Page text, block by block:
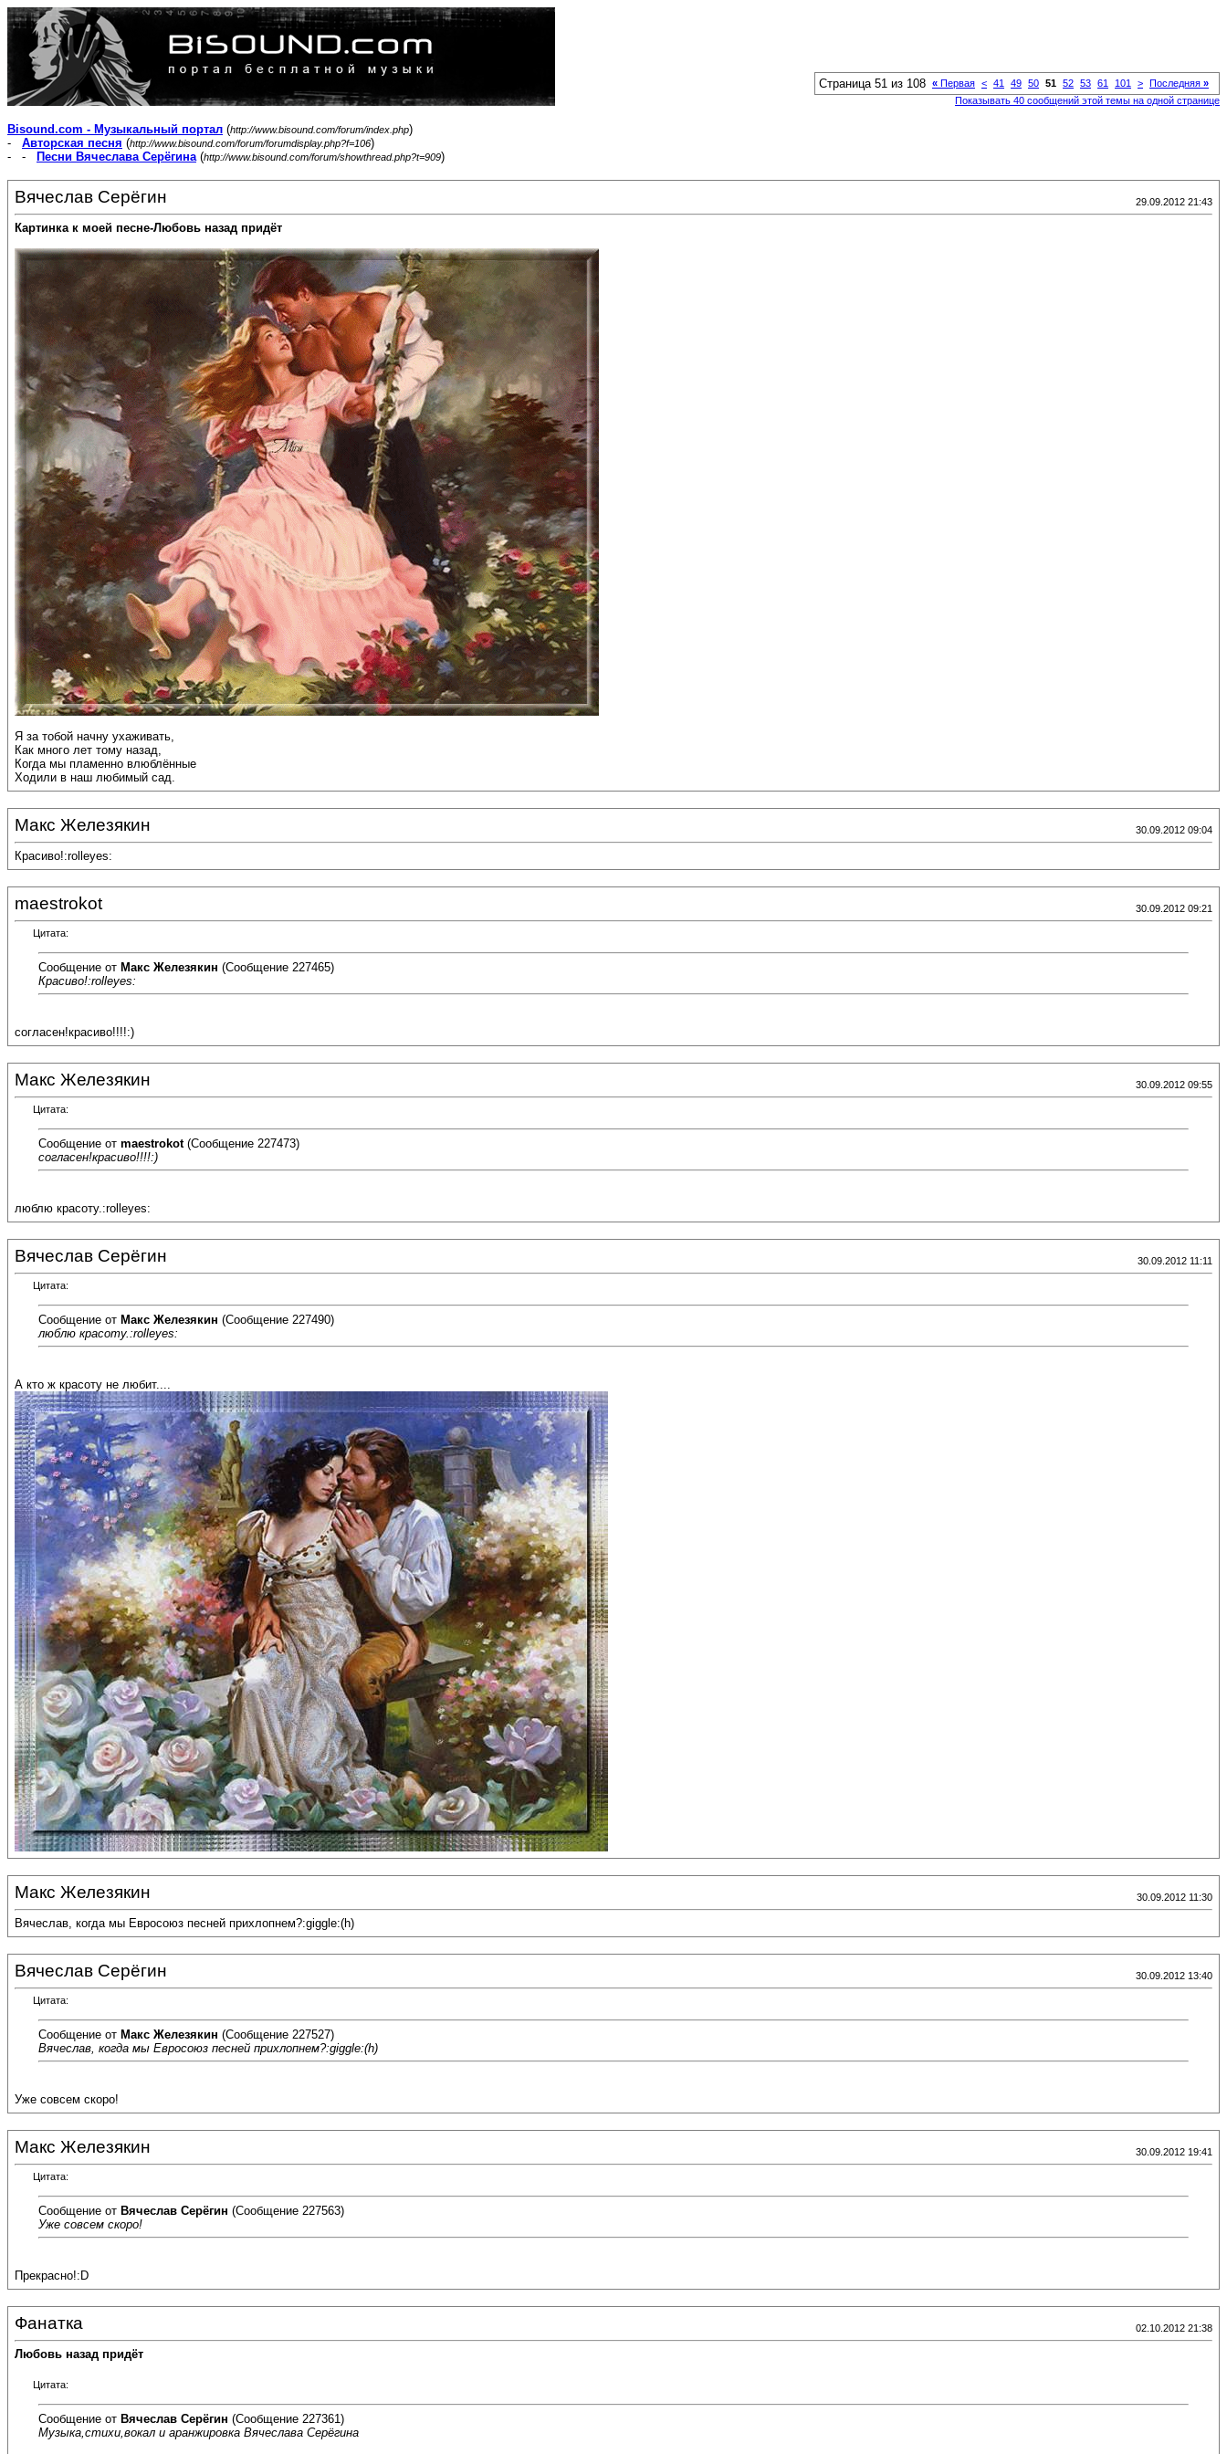
Страница 51 из 108 « Первая < 41 49 50 51 52 53 61 101 > Последняя »
Показывать 40 сообщений этой темы на одной странице
Bisound.com - Музыкальный портал (http://www.bisound.com/forum/index.php)
- Авторская песня (http://www.bisound.com/forum/forumdisplay.php?f=106)
- -
Песни Вячеслава Серёгина(http://www.bisound.com/forum/showthread.php?t=909)
Вячеслав Серёгин 29.09.2012 21:43
Картинка к моей песне-Любовь назад придёт
Я за тобой начну ухаживать,
Как много лет тому назад,
Когда мы пламенно влюблённые
Ходили в наш любимый сад.
Макс Железякин 30.09.2012 09:04
Красиво!:rolleyes:
maestrokot 30.09.2012 09:21
Цитата:
Сообщение от Макс Железякин (Сообщение 227465)
Красиво!:rolleyes:
согласен!красиво!!!!:)
Макс Железякин 30.09.2012 09:55
Цитата:
Сообщение от maestrokot(Сообщение 227473)
согласен!красиво!!!!:)
люблю красоту.:rolleyes:
Вячеслав Серёгин 30.09.2012 11:11
Цитата:
Сообщение от Макс Железякин (Сообщение 227490)
люблю красоту.:rolleyes:
А кто ж красоту не любит....
Макс Железякин 30.09.2012 11:30
Вячеслав, когда мы Евросоюз песней прихлопнем?:giggle:(h)
Вячеслав Серёгин 30.09.2012 13:40
Цитата:
Сообщение от Макс Железякин (Сообщение 227527)
Вячеслав, когда мы Евросоюз песней прихлопнем?:giggle:(h)
Уже совсем скоро!
Макс Железякин 30.09.2012 19:41
Цитата:
Сообщение от Вячеслав Серёгин (Сообщение 227563)
Уже совсем скоро!
Прекрасно!:D
Фанатка 02.10.2012 21:38
Любовь назад придёт
Цитата:
Сообщение от Вячеслав Серёгин (Сообщение 227361)
Музыка,стихи,вокал и аранжировка Вячеслава Серёгина